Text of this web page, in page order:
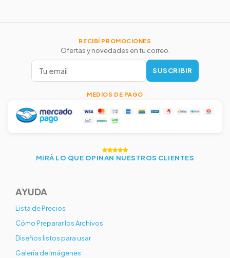
RECIBÍ PROMOCIONES
Ofertas y novedades en tu correo.
SUSCRIBIR
MEDIOS DE PAGO
MIRÁ LO QUE OPINAN NUESTROS CLIENTES
AYUDA
Lista de Precios
Cómo Preparar los Archivos
Diseños listos para usar
Galería de Imágenes